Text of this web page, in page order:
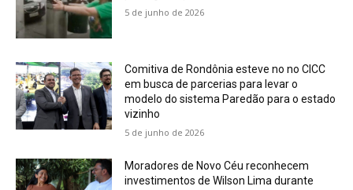
5 de junho de 2026
Comitiva de Rondônia esteve no no CICC
em busca de parcerias para levar o
modelo do sistema Paredão para o estado
vizinho
5 de junho de 2026
Moradores de Novo Céu reconhecem
investimentos de Wilson Lima durante